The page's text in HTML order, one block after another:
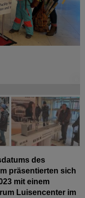
des
präsentierten sich
mit einem
Luisencenter im